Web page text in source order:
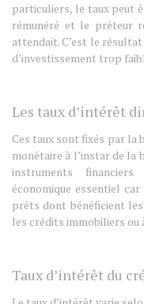
particuliers, le taux peut
rémunéré et le prêteur
attendait. C’est le résultat
d’investissement trop
Les taux d’intérêt
Ces taux sont fixés par la
monétaire à l’instar de la
instruments
économique essentiel
prêts dont bénéficient
les crédits immobiliers ou
Taux d’intérêt du